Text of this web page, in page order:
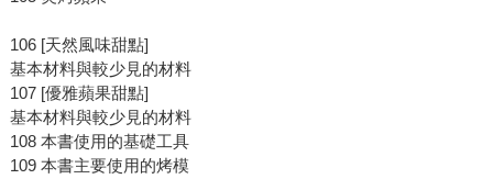
106 [天然風味甜點]
基本材料與較少見的材料
107 [優雅蘋果甜點]
基本材料與較少見的材料
108 本書使用的基礎工具
109 本書主要使用的烤模